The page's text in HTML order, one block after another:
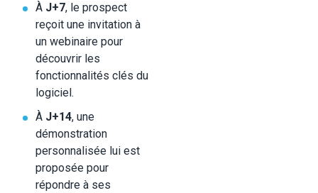
À J+7, le prospect
reçoit une invitation à
un webinaire pour
découvrir les
fonctionnalités clés du
logiciel.
À J+14, une
démonstration
personnalisée lui est
proposée pour
répondre à ses